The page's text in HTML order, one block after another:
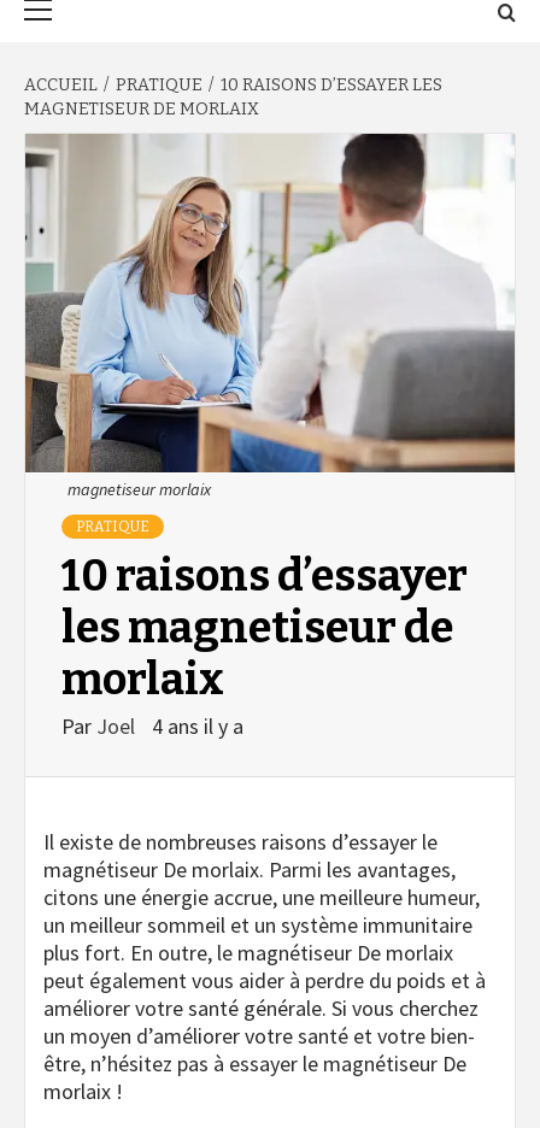
ACCUEIL PRATIQUE
10 RAISONS D’ESSAYER LES
MAGNETISEUR DE MORLAIX
magnetiseur morlaix
PRATIQUE
10 raisons d’essayer
les magnetiseur de
morlaix
Par Joel 4 ans il y a
Il existe de nombreuses raisons d’essayer le
magnétiseur De morlaix. Parmi les avantages,
citons une énergie accrue, une meilleure humeur,
un meilleur sommeil et un système immunitaire
plus fort. En outre, le magnétiseur De morlaix
peut également vous aider à perdre du poids et à
améliorer votre santé générale. Si vous cherchez
un moyen d’améliorer votre santé et votre bien-
être, n’hésitez pas à essayer le magnétiseur De
morlaix !